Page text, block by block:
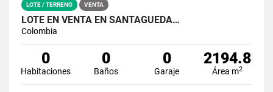
LOTE / TERRENO VENTA
LOTE EN VENTA EN SANTÁGUEDA…
Colombia
0
Habitaciones
0
Baños
0
Garaje
2194.8
Área m2